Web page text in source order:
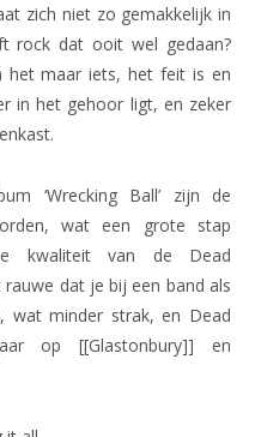
zich niet zo gemakkelijk in
rock dat ooit wel gedaan?
het maar iets, het feit is en
in het gehoor ligt, en zeker
‘Wrecking Ball’ zijn de
wat een grote stap
kwaliteit van de Dead
dat je bij een band als
wat minder strak, en Dead
op [[Glastonbury]] en